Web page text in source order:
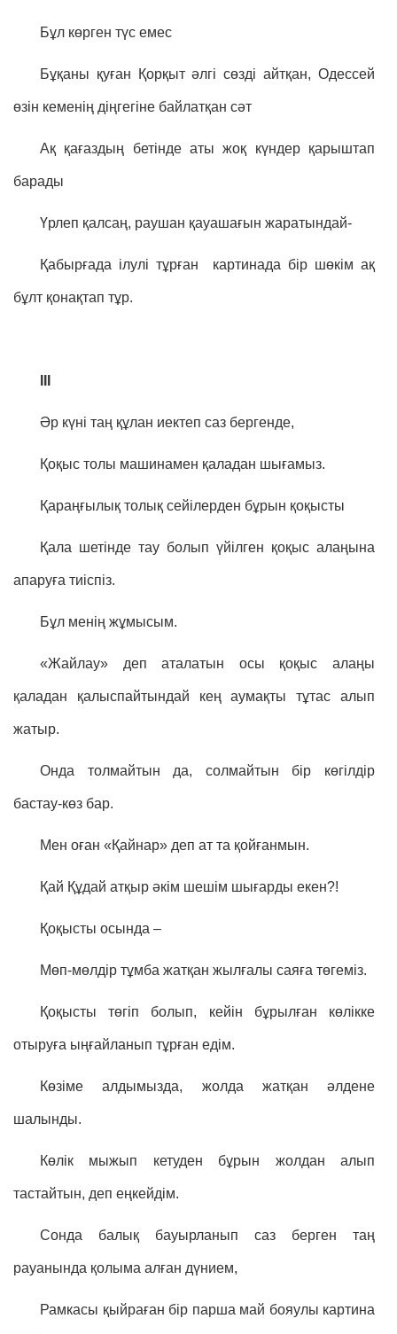
Бұл көрген түс емес
Бұқаны қуған Қорқыт әлгі сөзді айтқан, Одессей
өзін кеменің діңгегіне байлатқан сәт
Ақ қағаздың бетінде аты жоқ күндер қарыштап
барады
Үрлеп қалсаң, раушан қауашағын жаратындай-
Қабырғада ілулі тұрған картинада бір шөкім ақ
бұлт қонақтап тұр.
Әр күні таң құлан иектеп саз бергенде,
Қоқыс толы машинамен қаладан шығамыз.
Қараңғылық толық сейілерден бұрын қоқысты
Қала шетінде тау болып үйілген қоқыс алаңына
апаруға тиіспіз.
Бұл менің жұмысым.
«Жайлау» деп аталатын осы қоқыс алаңы
қаладан қалыспайтындай кең аумақты тұтас алып
жатыр.
Онда толмайтын да, солмайтын бір көгілдір
бастау-көз бар.
Мен оған «Қайнар» деп ат та қойғанмын.
Қай Құдай атқыр әкім шешім шығарды екен?!
Қоқысты осында –
Мөп-мөлдір тұмба жатқан жылғалы саяға төгеміз.
Қоқысты төгіп болып, кейін бұрылған көлікке
отыруға ыңғайланып тұрған едім.
Көзіме алдымызда, жолда жатқан әлдене
шалынды.
Көлік мыжып кетуден бұрын жолдан алып
тастайтын, деп еңкейдім.
Сонда балық бауырланып саз берген таң
рауанында қолыма алған дүнием,
Рамкасы қыйраған бір парша май бояулы картина